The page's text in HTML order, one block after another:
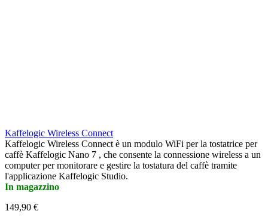
Kaffelogic Wireless Connect
Kaffelogic Wireless Connect è un modulo WiFi per la tostatrice per
caffè Kaffelogic Nano 7 , che consente la connessione wireless a un
computer per monitorare e gestire la tostatura del caffè tramite
l'applicazione Kaffelogic Studio.
In magazzino
149,90 €